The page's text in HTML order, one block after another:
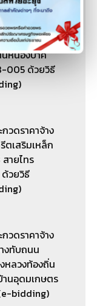
โครงการ
หนองปาคี
005 ด้วยวิธี
วดราคาจ้าง
ตเสริมเหล็ก
ายไทร
วยวิธี
วดราคาจ้าง
งทับถนน
หลวงท้องถิ่น
นอุดมเกษตร
bidding)